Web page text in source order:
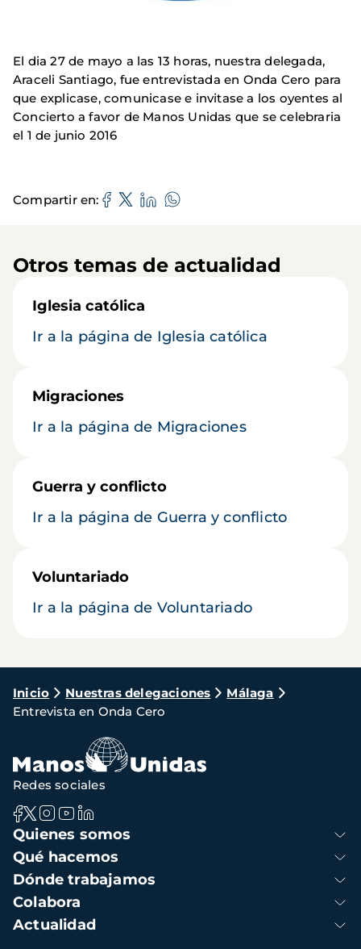
El dia 27 de mayo a las 13 horas, nuestra delegada,
Araceli Santiago, fue entrevistada en Onda Cero para
que explicase, comunicase e invitase a los oyentes al
Concierto a favor de Manos Unidas que se celebraria
el 1 de junio 2016
Compartir en
Otros temas de actualidad
Iglesia católica
Ir a la página de Iglesia católica
Migraciones
Ir a la página de Migraciones
Guerra y conflicto
Ir a la página de Guerra y conflicto
Voluntariado
Ir a la página de Voluntariado
Ruta
de
navegación
Inicio Nuestras delegaciones
Málaga
Entrevista en Onda Cero
Navegación
principal
Quienes somos
Qué hacemos
Dónde trabajamos
Colabora
Actualidad
Redes sociales